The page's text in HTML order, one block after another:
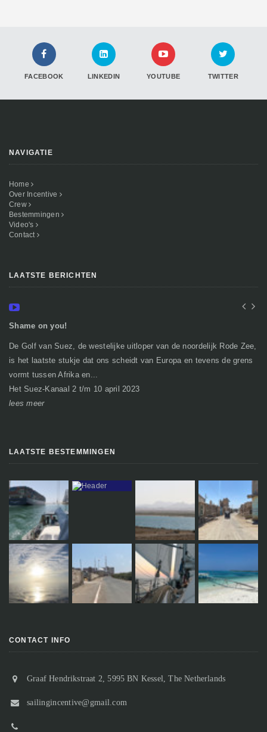
FACEBOOK LINKEDIN YOUTUBE TWITTER
NAVIGATIE
Home
Over Incentive
Crew
Bestemmingen
Video's
Contact
LAATSTE BERICHTEN
Shame on you!
De Golf van Suez, de westelijke uitloper van de noordelijk Rode Zee,
is het laatste stukje dat ons scheidt van Europa en tevens de grens
vormt tussen Afrika en...
Het Suez-Kanaal 2 t/m 10 april 2023
lees meer
LAATSTE BESTEMMINGEN
CONTACT INFO
Graaf Hendrikstraat 2, 5995 BN Kessel, The Netherlands
sailingincentive@gmail.com